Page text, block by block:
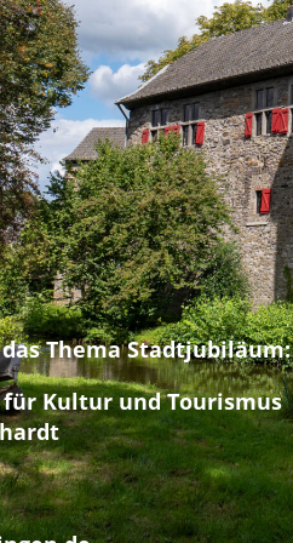
Thema Stadtjubiläum:
für Kultur und Tourismus